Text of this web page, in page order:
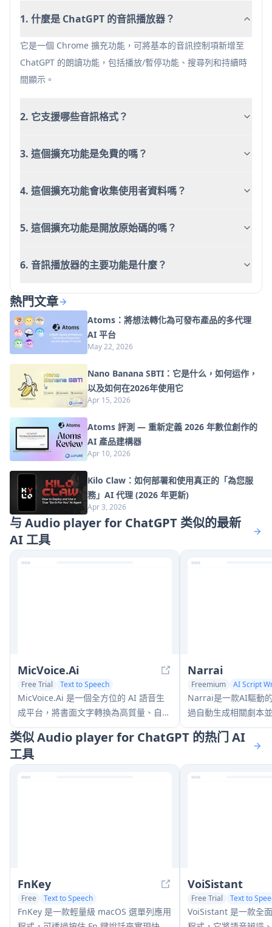
取決於 ChatGPT 的內建朗讀功能
1. 什麼是 ChatGPT 的音訊播放器？
它是一個 Chrome 擴充功能，可將基本的音訊控制項新增至
ChatGPT 的朗讀功能，包括播放/暫停功能、搜尋列和持續時
間顯示。
2. 它支援哪些音訊格式？
3. 這個擴充功能是免費的嗎？
4. 這個擴充功能會收集使用者資料嗎？
5. 這個擴充功能是開放原始碼的嗎？
6. 音訊播放器的主要功能是什麼？
熱門文章
Atoms：將想法轉化為可發布產品的多代理
AI 平台
May 22, 2026
Nano Banana SBTI：它是什么，如何运作，
以及如何在2026年使用它
Apr 15, 2026
Atoms 評測 — 重新定義 2026 年數位創作的
AI 產品建構器
Apr 10, 2026
Kilo Claw：如何部署和使用真正的「為您服
務」AI 代理 (2026 年更新)
Apr 3, 2026
与 Audio player for ChatGPT 类似的最新
AI 工具
MicVoice.Ai
Free Trial
Text to Speech
AI Voice Changer
MicVoice.Ai 是一個全方位的 AI 語音生
成平台，將書面文字轉換為高質量、自然
的語音，支持 17+ 種語言，提供超過
5000 個逼真的 AI 語音。
Narrai
Freemium
AI Script
Text to Speech
Narrai是一款AI驅動
過自動生成相關劇本
色，即時為短視頻創
樂。
类似 Audio player for ChatGPT 的热门 AI
工具
FnKey
Free
Text to Speech
Voice & Audio Editing
FnKey 是一款輕量級 macOS 選單列應用
VoiSistant
Free Trial
Text to
Voice & Audio Editing
VoiSistant 是一款全